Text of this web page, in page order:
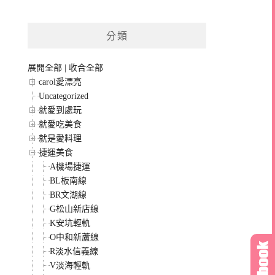
分類
展開全部 | 收合全部
carol愛漂亮
Uncategorized
就愛到處玩
就愛吃美食
就是愛料理
捷運美食
A機場捷運
BL板南線
BR文湖線
G松山新店線
K安坑輕軌
O中和新蘆線
R淡水信義線
V淡海輕軌